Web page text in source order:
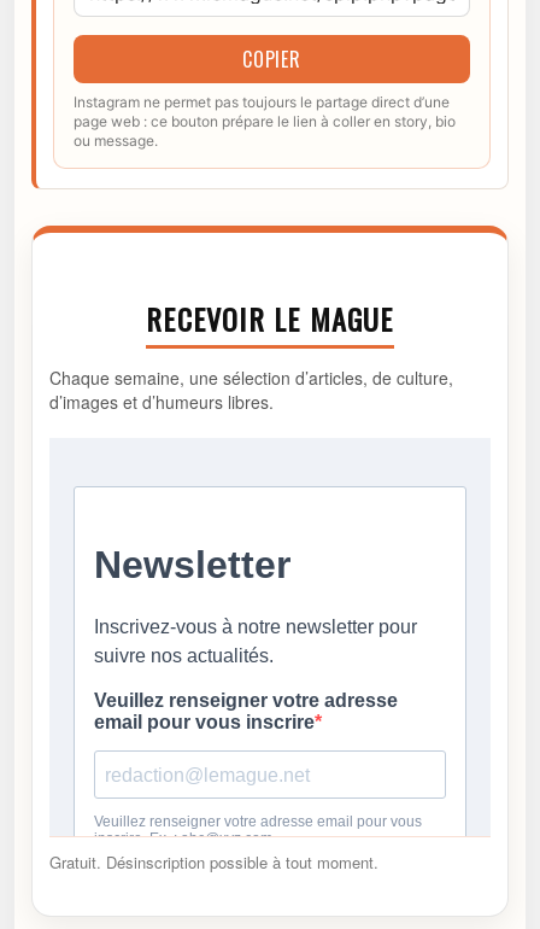
COPIER
Instagram ne permet pas toujours le partage direct d’une
page web : ce bouton prépare le lien à coller en story, bio
ou message.
RECEVOIR LE MAGUE
Chaque semaine, une sélection d’articles, de culture,
d’images et d’humeurs libres.
Gratuit. Désinscription possible à tout moment.